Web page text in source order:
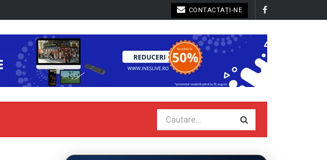
CONTACTAȚI-NE